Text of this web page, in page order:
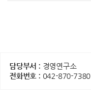
담당부서 : 경영연구소
전화번호 : 042-870-7380